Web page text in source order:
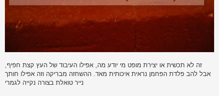
זה לא תכשית או יצירת מופט מי יודע מה, אפילו העיבוד של העץ קצת חפיף,
אבל להב פלדת הפחמן נראית איכותית מאד. ההשחזה מבריקה וזה אפילו חותך
נייר טואלת בצורה נקייה לגמרי